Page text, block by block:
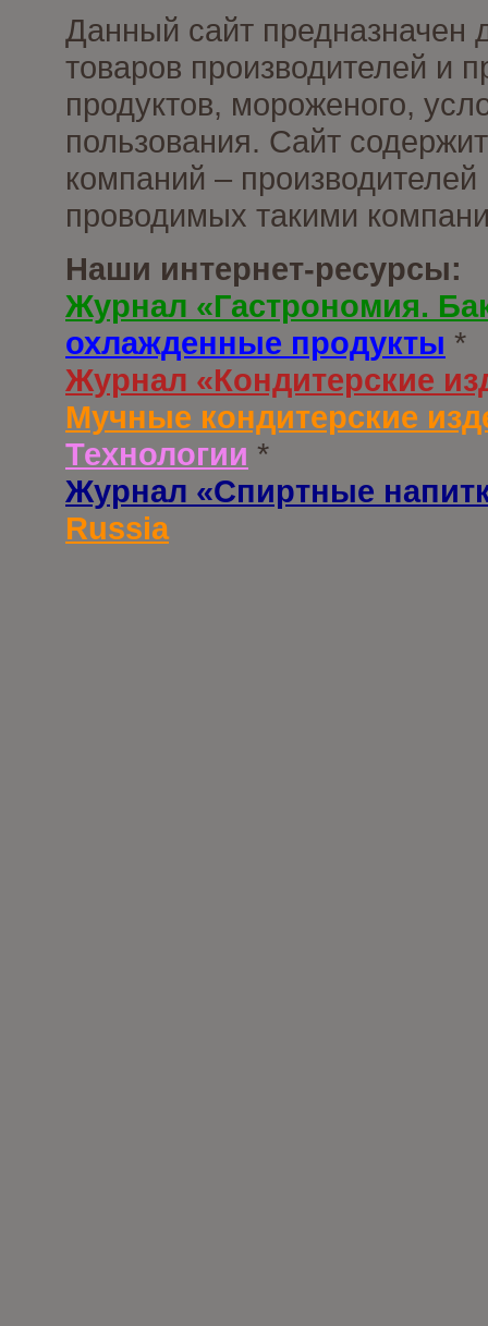
Данный сайт предназначен
товаров производителей и
продуктов, мороженого,
пользования. Сайт
компаний –
проводимых такими
Наши интернет-ресурсы:
Журнал «Гастрономия.
охлажденные продукты *
Журнал «Кондитерские
Мучные кондитерские
Технологии *
Журнал «Спиртные
Russia